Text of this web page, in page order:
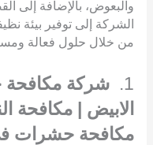
والبعوض، بالإضافة إلى
الشركة إلى توفير بيئة
من خلال حلول فعالة
1.
شركة مكافحة
الابيض | مكافحة
مكافحة حشرات